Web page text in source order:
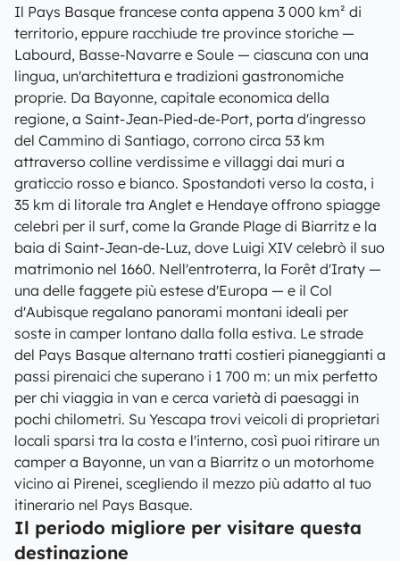
Il Pays Basque francese conta appena 3 000 km² di
territorio, eppure racchiude tre province storiche —
Labourd, Basse-Navarre e Soule — ciascuna con una
lingua, un'architettura e tradizioni gastronomiche
proprie. Da Bayonne, capitale economica della
regione, a Saint-Jean-Pied-de-Port, porta d'ingresso
del Cammino di Santiago, corrono circa 53 km
attraverso colline verdissime e villaggi dai muri a
graticcio rosso e bianco. Spostandoti verso la costa, i
35 km di litorale tra Anglet e Hendaye offrono spiagge
celebri per il surf, come la Grande Plage di Biarritz e la
baia di Saint-Jean-de-Luz, dove Luigi XIV celebrò il suo
matrimonio nel 1660. Nell'entroterra, la Forêt d'Iraty —
una delle faggete più estese d'Europa — e il Col
d'Aubisque regalano panorami montani ideali per
soste in camper lontano dalla folla estiva. Le strade
del Pays Basque alternano tratti costieri pianeggianti a
passi pirenaici che superano i 1 700 m: un mix perfetto
per chi viaggia in van e cerca varietà di paesaggi in
pochi chilometri. Su Yescapa trovi veicoli di proprietari
locali sparsi tra la costa e l'interno, così puoi ritirare un
camper a Bayonne, un van a Biarritz o un motorhome
vicino ai Pirenei, scegliendo il mezzo più adatto al tuo
itinerario nel Pays Basque.
Il periodo migliore per visitare questa
destinazione